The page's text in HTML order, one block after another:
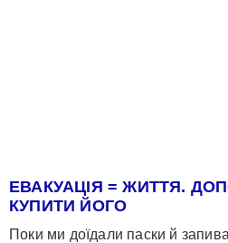
ЕВАКУАЦІЯ = ЖИТТЯ.
КУПИТИ ЙОГО
Поки ми доїдали паски й